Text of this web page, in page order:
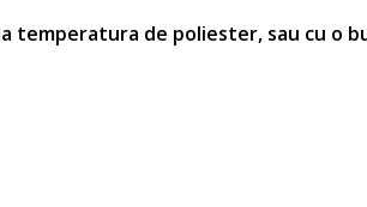
temperatura de poliester, sau cu o